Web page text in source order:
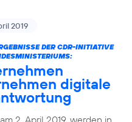
2019
DER CDR-INITIATIVE
digitale
2. April 2019, werden in